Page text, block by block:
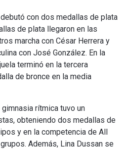
con dos medallas de plata
de plata llegaron en las
marcha con César Herrera y
con José González. En la
terminó en la tercera
de bronce en la media
rítmica tuvo un
obteniendo dos medallas de
y en la competencia de All
Además, Lina Dussan se